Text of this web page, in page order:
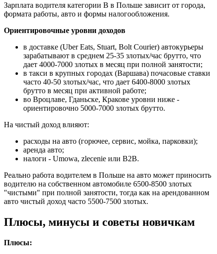
Зарплата водителя категории B в Польше зависит от города,
формата работы, авто и формы налогообложения.
Ориентировочные уровни доходов
в доставке (Uber Eats, Stuart, Bolt Courier) автокурьеры
зарабатывают в среднем 25-35 злотых/час брутто, что
дает 4000-7000 злотых в месяц при полной занятости;
в такси в крупных городах (Варшава) почасовые ставки
часто 40-50 злотых/час, что дает 6400-8000 злотых
брутто в месяц при активной работе;
во Вроцлаве, Гданьске, Кракове уровни ниже -
ориентировочно 5000-7000 злотых брутто.
На чистый доход влияют:
расходы на авто (горючее, сервис, мойка, парковки);
аренда авто;
налоги - Umowa, zlecenie или B2B.
Реально работа водителем в Польше на авто может приносить
водителю на собственном автомобиле 6500-8500 злотых
"чистыми" при полной занятости, тогда как на арендованном
авто чистый доход часто 5500-7500 злотых.
Плюсы, минусы и советы новичкам
Плюсы: